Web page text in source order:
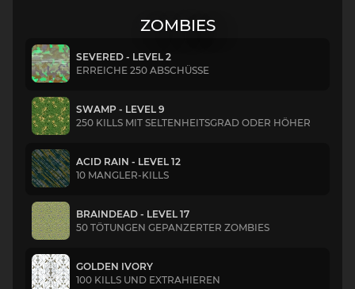
ZOMBIES
SEVERED - LEVEL 2
ERREICHE 250 ABSCHÜSSE
SWAMP - LEVEL 9
250 KILLS MIT SELTENHEITSGRAD ODER HÖHER
ACID RAIN - LEVEL 12
10 MANGLER-KILLS
BRAINDEAD - LEVEL 17
50 TÖTUNGEN GEPANZERTER ZOMBIES
GOLDEN IVORY
100 KILLS UND EXTRAHIEREN